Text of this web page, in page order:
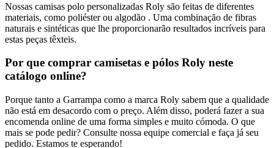
Nossas camisas polo personalizadas Roly são feitas de diferentes
materiais, como poliéster ou algodão . Uma combinação de fibras
naturais e sintéticas que lhe proporcionarão resultados incríveis para
estas peças têxteis.
Por que comprar camisetas e pólos Roly neste
catálogo online?
Porque tanto a Garrampa como a marca Roly sabem que a qualidade
não está em desacordo com o preço. Além disso, poderá fazer a sua
encomenda online de uma forma simples e muito cómoda. O que
mais se pode pedir? Consulte nossa equipe comercial e faça já seu
pedido. Estamos te esperando!